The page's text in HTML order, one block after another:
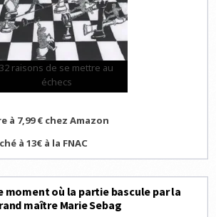
32 raisons de se mettre au
échecs
à 7,99 € chez Amazon
à 13€ à la FNAC
moment où la partie bascule par la
maître Marie Sebag